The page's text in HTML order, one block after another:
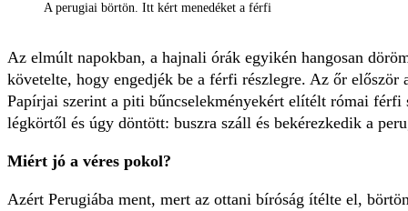
A perugiai börtön. Itt kért menedéket a férfi
Az elmúlt napokban, a hajnali órák egyikén hangosan
követelte, hogy engedjék be a férfi részlegre. Az őr
Papírjai szerint a piti bűncselekményekért elítélt római férfi
légkörtől és úgy döntött: buszra száll és bekérezkedik a
Miért jó a véres pokol?
Azért Perugiába ment, mert az ottani bíróság ítélte el,